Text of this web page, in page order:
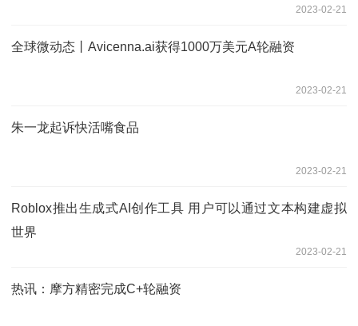
2023-02-21
全球微动态丨Avicenna.ai获得1000万美元A轮融资
2023-02-21
朱一龙起诉快活嘴食品
2023-02-21
Roblox推出生成式AI创作工具 用户可以通过文本构建虚拟
世界
2023-02-21
热讯：摩方精密完成C+轮融资